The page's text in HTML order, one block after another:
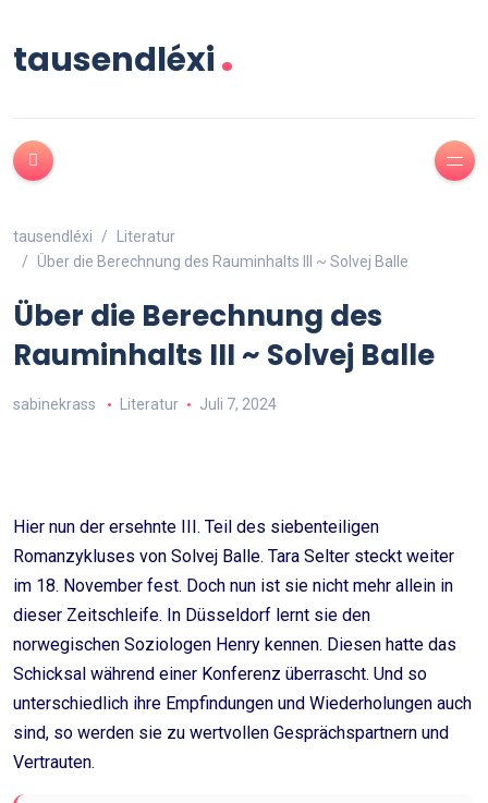
tausendléxi.
tausendléxi
Literatur
Über die Berechnung des Rauminhalts III ~ Solvej Balle
Über die Berechnung des
Rauminhalts III ~ Solvej Balle
sabinekrass Literatur Juli 7, 2024
Hier nun der ersehnte III. Teil des siebenteiligen
Romanzykluses von Solvej Balle. Tara Selter steckt weiter
im 18. November fest. Doch nun ist sie nicht mehr allein in
dieser Zeitschleife. In Düsseldorf lernt sie den
norwegischen Soziologen Henry kennen. Diesen hatte das
Schicksal während einer Konferenz überrascht. Und so
unterschiedlich ihre Empfindungen und Wiederholungen auch
sind, so werden sie zu wertvollen Gesprächspartnern und
Vertrauten.